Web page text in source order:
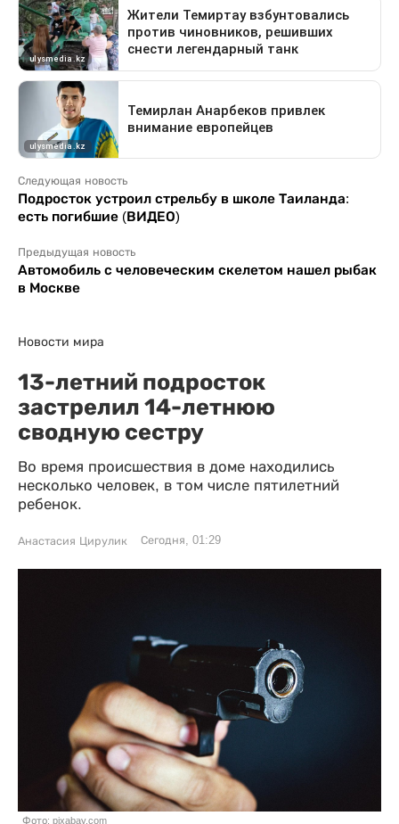
Следующая новость
Подросток устроил стрельбу в школе Таиланда:
есть погибшие (ВИДЕО)
Предыдущая новость
Автомобиль с человеческим скелетом нашел рыбак
в Москве
Новости мира
13-летний подросток
застрелил 14-летнюю
сводную сестру
Во время происшествия в доме находились
несколько человек, в том числе пятилетний
ребенок.
Анастасия Цирулик Сегодня, 01:29
Фото: pixabay.com